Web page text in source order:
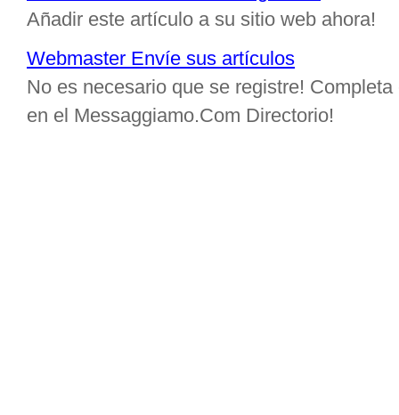
Añadir este artículo a su sitio web ahora!
Webmaster Envíe sus artículos
No es necesario que se registre!
en el Messaggiamo.Com Directorio!